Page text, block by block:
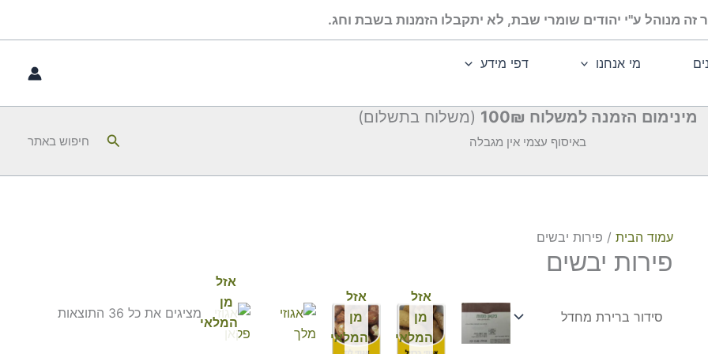
זה מנוהל ע"י יהודים שומרי שבת, לא יתקבלו הזמנות בשבת וחג.
מי אנחנו
דפי מידע
מינימום הזמנה למשלוח 100₪ (משלוח בתשלום)
באיסוף עצמי אין מגבלה חיפושחיפוש באתר
עמוד הבית / פירות יבשים
פירות יבשים
מציגים את כל ⁦36⁩ התוצאות
אזל
מן
המלאי
אזל
מן
המלאי
טווח
מחירים:
אזל
מן
המלאי